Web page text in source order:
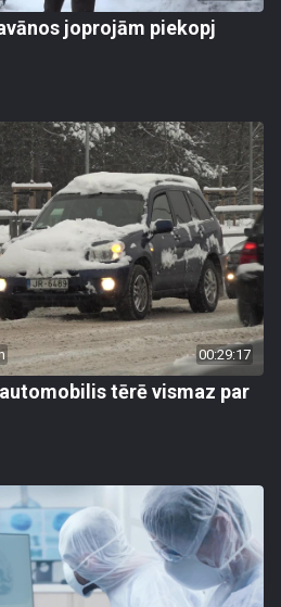
joprojām piekopj
00:29:17
tērē vismaz par